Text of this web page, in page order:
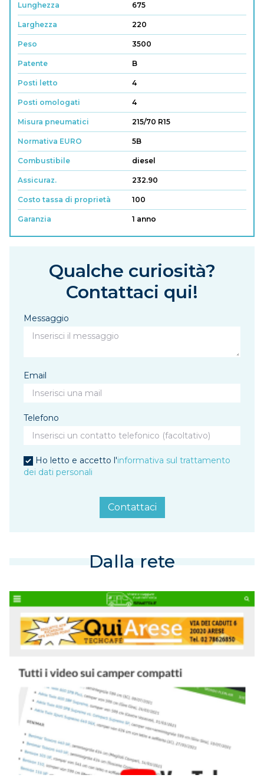
Lunghezza 675
Larghezza 220
Peso 3500
Patente B
Posti letto 4
Posti omologati 4
Misura pneumatici 215/70 R15
Normativa EURO 5B
Combustibile diesel
Assicuraz. 232.90
Costo tassa di proprietà 100
Garanzia 1 anno
Qualche curiosità?
Contattaci qui!
Messaggio
Email
Telefono
Ho letto e accetto l'informativa sul trattamento
dei dati personali
Contattaci
Dalla rete